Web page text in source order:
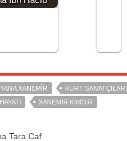
XANEMÎR KÜRT SANATÇILARI
XANEMIR KIMDIR
Tara Caf